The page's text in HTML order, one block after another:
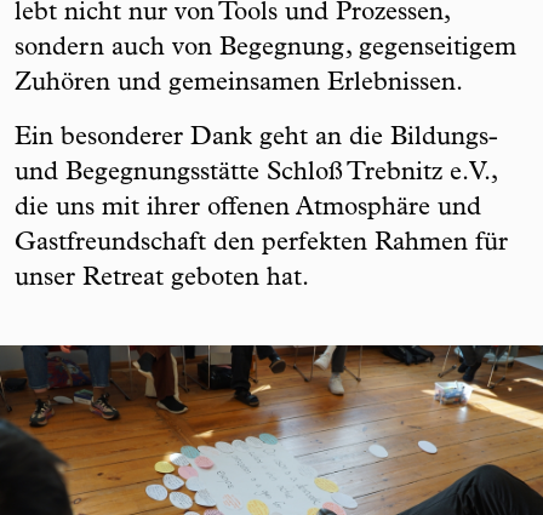
lebt nicht nur von Tools und Prozessen,
sondern auch von Begegnung, gegenseitigem
Zuhören und gemeinsamen Erlebnissen.
Ein besonderer Dank geht an die Bildungs-
und Begegnungsstätte Schloß Trebnitz e.V.,
die uns mit ihrer offenen Atmosphäre und
Gastfreundschaft den perfekten Rahmen für
unser Retreat geboten hat.